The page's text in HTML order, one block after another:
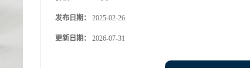
发布日期： 2025-02-26
更新日期： 2026-07-31